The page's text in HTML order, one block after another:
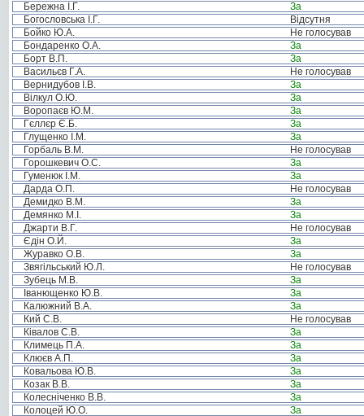
Бережна І.Г.
За
Богословська І.Г.
Відсутня
Бойко Ю.А.
Не голосував
Бондаренко О.А.
За
Борт В.П.
За
Васильєв Г.А.
Не голосував
Вернидубов І.В.
За
Вілкул О.Ю.
За
Воропаєв Ю.М.
За
Гєллєр Є.Б.
За
Глущенко І.М.
За
Горбаль В.М.
Не голосував
Горошкевич О.С.
За
Гуменюк І.М.
За
Дарда О.П.
Не голосував
Демидко В.М.
За
Демянко М.І.
За
Джарти В.Г.
Не голосував
Єдін О.Й.
За
Журавко О.В.
За
Звягільський Ю.Л.
Не голосував
Зубець М.В.
За
Іванющенко Ю.В.
За
Калюжний В.А.
За
Кий С.В.
Не голосував
Ківалов С.В.
За
Климець П.А.
За
Клюєв А.П.
За
Ковальова Ю.В.
За
Козак В.В.
За
Колесніченко В.В.
За
Колоцей Ю.О.
За